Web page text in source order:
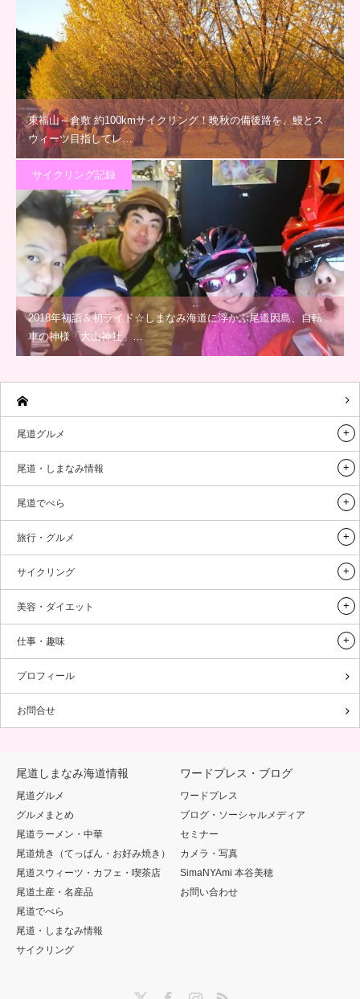
東福山～倉敷 約100kmサイクリング！晩秋の備後路を、鰻とス
ウィーツ目指してレ…
サイクリング記録
2018年初詣＆初ライド☆しまなみ海道に浮かぶ尾道因島、自転
車の神様「大山神社」…
尾道グルメ
尾道・しまなみ情報
尾道でべら
旅行・グルメ
サイクリング
美容・ダイエット
仕事・趣味
プロフィール
お問合せ
尾道しまなみ海道情報
尾道グルメ
グルメまとめ
尾道ラーメン・中華
尾道焼き（てっぱん・お好み焼き）
尾道スウィーツ・カフェ・喫茶店
尾道土産・名産品
尾道でべら
尾道・しまなみ情報
サイクリング
ワードプレス・ブログ
ワードプレス
ブログ・ソーシャルメディア
セミナー
カメラ・写真
SimaNYAmi 本谷美穂
お問い合わせ
InstagramRSS